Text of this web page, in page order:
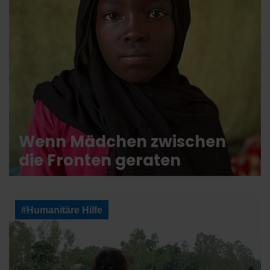
Wenn Mädchen zwischen
die Fronten geraten
#Humanitäre Hilfe